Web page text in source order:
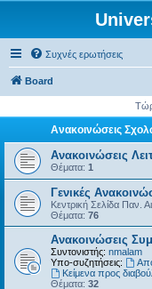
Συχνές ερωτήσεις
Board
Ανακοινώσεις
Ανακοινώσεις
Θέματα: 1
Γενικές
Κεντρική Σελίδα Παν.
Θέματα: 76
Ανακοινώσεις
Συντονιστής: nmalam
Υπο-συζητήσεις:
Kείμενα προς
Θέματα: 32